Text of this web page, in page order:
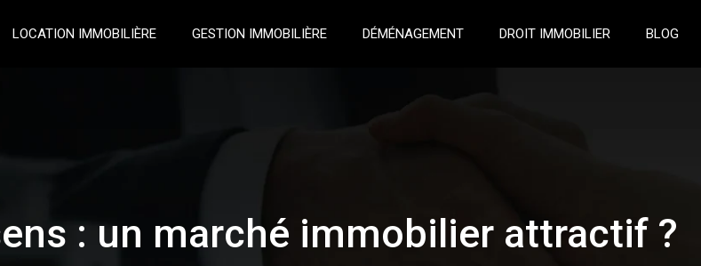
LOCATION IMMOBILIÈRE GESTION IMMOBILIÈRE DÉMÉNAGEMENT DROIT IMMOBILIER BLOG
: un marché immobilier attractif ?